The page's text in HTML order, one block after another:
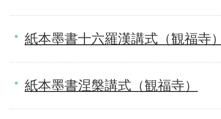
紙本墨書十六羅漢講式（観福寺
紙本墨書涅槃講式（観福寺）